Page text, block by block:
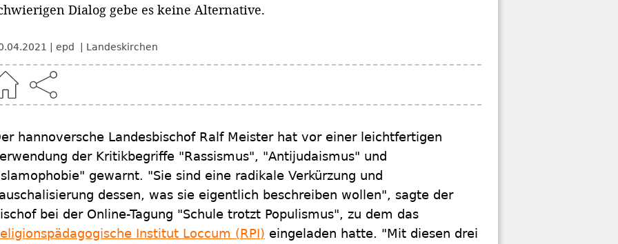
Dialog gebe es keine Alternative.
epd Landeskirchen
hannoversche Landesbischof Ralf Meister hat vor einer leichtfertigen
der Kritikbegriffe "Rassismus", "Antijudaismus" und
gewarnt. "Sie sind eine radikale Verkürzung und
dessen, was sie eigentlich beschreiben wollen", sagte der
bei der Online-Tagung "Schule trotzt Populismus", zu dem das
Institut Loccum (RPI) eingeladen hatte. "Mit diesen drei